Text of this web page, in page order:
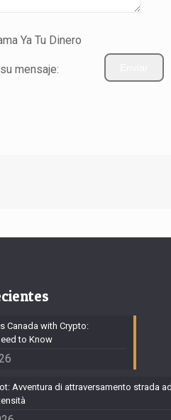
Ya Tu Dinero
mensaje:
Canada with Crypto:
to Know
Avventura di attraversamento strada ad